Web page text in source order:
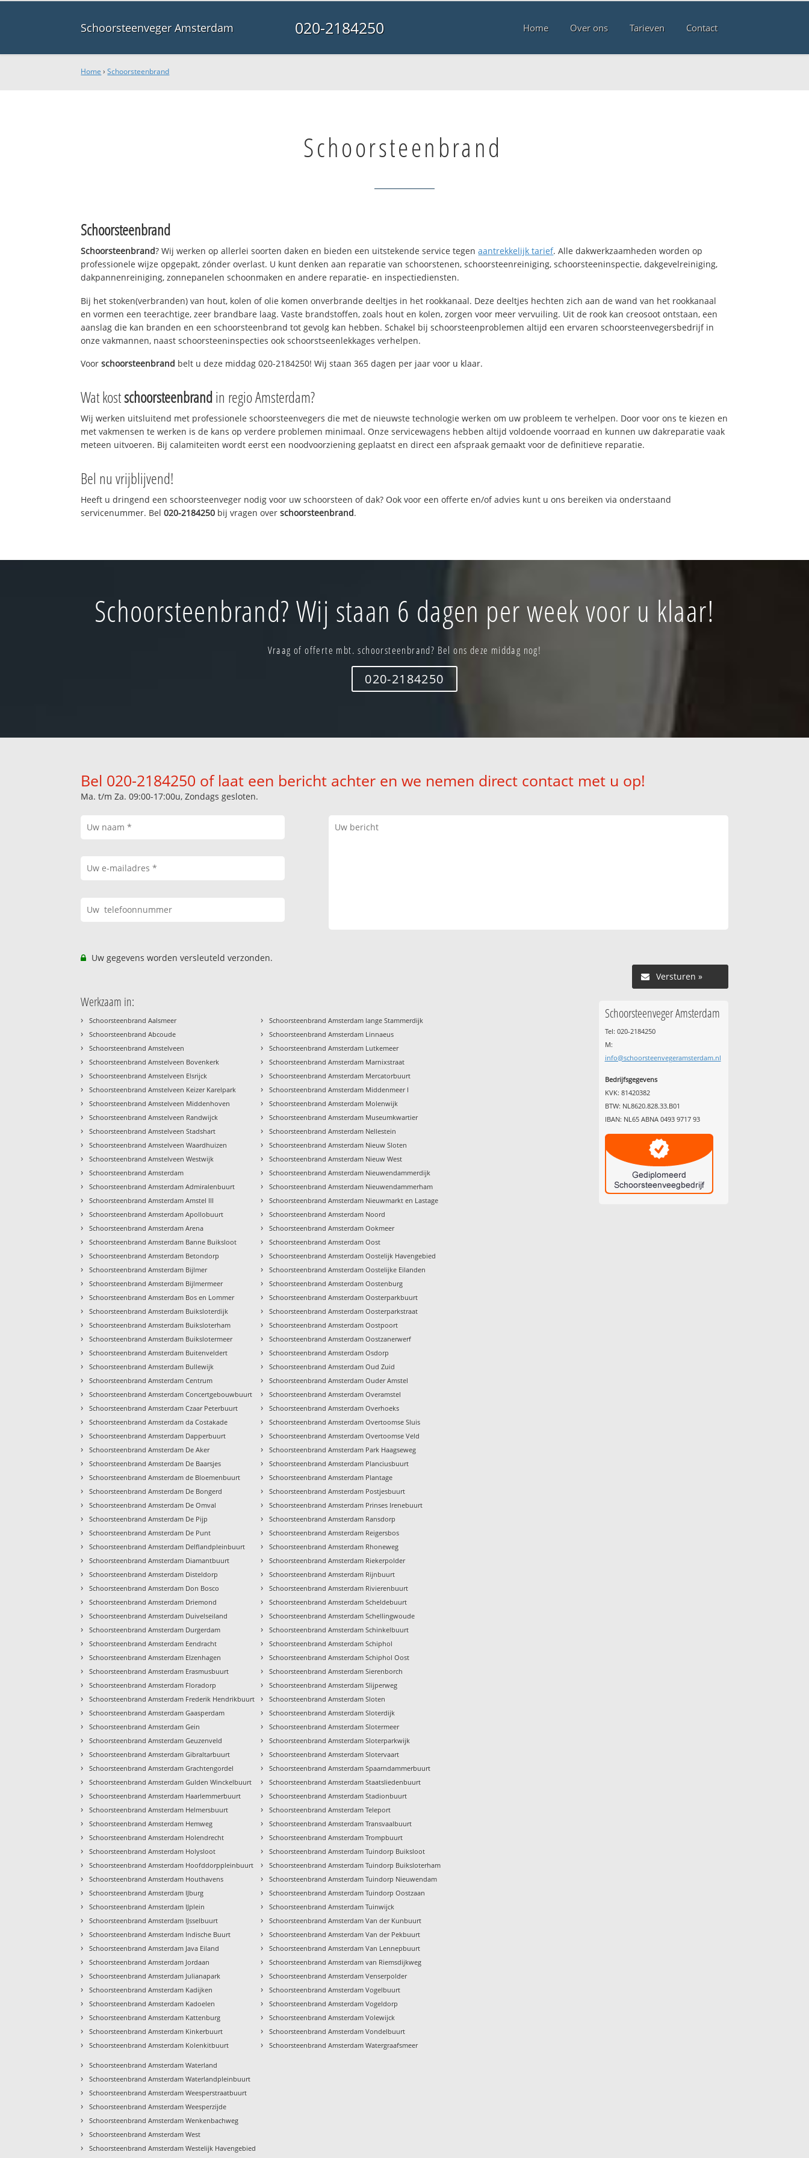
Schoorsteenveger Amsterdam 020-2184250 Home Over ons Tarieven Contact
Home ›Schoorsteenbrand
Schoorsteenbrand
Schoorsteenbrand
Schoorsteenbrand? Wij werken op allerlei soorten daken en bieden een uitstekende service tegenaantrekkelijk tarief. Alle dakwerkzaamheden worden op
professionele wijze opgepakt, zónder overlast. U kunt denken aan reparatie van schoorstenen, schoorsteenreiniging, schoorsteeninspectie, dakgevelreiniging,
dakpannenreiniging, zonnepanelen schoonmaken en andere reparatie- en inspectiediensten.
Bij het stoken(verbranden) van hout, kolen of olie komen onverbrande deeltjes in het rookkanaal. Deze deeltjes hechten zich aan de wand van het rookkanaal
en vormen een teerachtige, zeer brandbare laag. Vaste brandstoffen, zoals hout en kolen, zorgen voor meer vervuiling. Uit de rook kan creosoot ontstaan, een
aanslag die kan branden en een schoorsteenbrand tot gevolg kan hebben. Schakel bij schoorsteenproblemen altijd een ervaren schoorsteenvegersbedrijf in
onze vakmannen, naast schoorsteeninspecties ook schoorstseenlekkages verhelpen.
Voorschoorsteenbrand belt u deze middag 020-2184250! Wij staan 365 dagen per jaar voor u klaar.
Wat kostschoorsteenbrandin regio Amsterdam?
Wij werken uitsluitend met professionele schoorsteenvegers die met de nieuwste technologie werken om uw probleem te verhelpen. Door voor ons te kiezen en
met vakmensen te werken is de kans op verdere problemen minimaal. Onze servicewagens hebben altijd voldoende voorraad en kunnen uw dakreparatie vaak
meteen uitvoeren. Bij calamiteiten wordt eerst een noodvoorziening geplaatst en direct een afspraak gemaakt voor de definitieve reparatie.
Bel nu vrijblijvend!
Heeft u dringend een schoorsteenveger nodig voor uw schoorsteen of dak? Ook voor een offerte en/of advies kunt u ons bereiken via onderstaand
servicenummer. Bel020-2184250 bij vragen overschoorsteenbrand.
Schoorsteenbrand? Wij staan 6 dagen per week voor u klaar!
Vraag of offerte mbt. schoorsteenbrand? Bel ons deze middag nog!
020-2184250
Bel 020-2184250 of laat een bericht achter en we nemen direct contact met u op!
Ma. t/m Za. 09:00-17:00u, Zondags gesloten.
Uw gegevens worden versleuteld verzonden.
Versturen »
Werkzaam in:
› Schoorsteenbrand Aalsmeer
› Schoorsteenbrand Abcoude
› Schoorsteenbrand Amstelveen
› Schoorsteenbrand Amstelveen Bovenkerk
› Schoorsteenbrand Amstelveen Elsrijck
› Schoorsteenbrand Amstelveen Keizer Karelpark
› Schoorsteenbrand Amstelveen Middenhoven
› Schoorsteenbrand Amstelveen Randwijck
› Schoorsteenbrand Amstelveen Stadshart
› Schoorsteenbrand Amstelveen Waardhuizen
› Schoorsteenbrand Amstelveen Westwijk
› Schoorsteenbrand Amsterdam
› Schoorsteenbrand Amsterdam Admiralenbuurt
› Schoorsteenbrand Amsterdam Amstel III
› Schoorsteenbrand Amsterdam Apollobuurt
› Schoorsteenbrand Amsterdam Arena
› Schoorsteenbrand Amsterdam Banne Buiksloot
› Schoorsteenbrand Amsterdam Betondorp
› Schoorsteenbrand Amsterdam Bijlmer
› Schoorsteenbrand Amsterdam Bijlmermeer
› Schoorsteenbrand Amsterdam Bos en Lommer
› Schoorsteenbrand Amsterdam Buiksloterdijk
› Schoorsteenbrand Amsterdam Buiksloterham
› Schoorsteenbrand Amsterdam Buikslotermeer
› Schoorsteenbrand Amsterdam Buitenveldert
› Schoorsteenbrand Amsterdam Bullewijk
› Schoorsteenbrand Amsterdam Centrum
› Schoorsteenbrand Amsterdam Concertgebouwbuurt
› Schoorsteenbrand Amsterdam Czaar Peterbuurt
› Schoorsteenbrand Amsterdam da Costakade
› Schoorsteenbrand Amsterdam Dapperbuurt
› Schoorsteenbrand Amsterdam De Aker
› Schoorsteenbrand Amsterdam De Baarsjes
› Schoorsteenbrand Amsterdam de Bloemenbuurt
› Schoorsteenbrand Amsterdam De Bongerd
› Schoorsteenbrand Amsterdam De Omval
› Schoorsteenbrand Amsterdam De Pijp
› Schoorsteenbrand Amsterdam De Punt
› Schoorsteenbrand Amsterdam Delflandpleinbuurt
› Schoorsteenbrand Amsterdam Diamantbuurt
› Schoorsteenbrand Amsterdam Disteldorp
› Schoorsteenbrand Amsterdam Don Bosco
› Schoorsteenbrand Amsterdam Driemond
› Schoorsteenbrand Amsterdam Duivelseiland
› Schoorsteenbrand Amsterdam Durgerdam
› Schoorsteenbrand Amsterdam Eendracht
› Schoorsteenbrand Amsterdam Elzenhagen
› Schoorsteenbrand Amsterdam Erasmusbuurt
› Schoorsteenbrand Amsterdam Floradorp
› Schoorsteenbrand Amsterdam Frederik Hendrikbuurt
› Schoorsteenbrand Amsterdam Gaasperdam
› Schoorsteenbrand Amsterdam Gein
› Schoorsteenbrand Amsterdam Geuzenveld
› Schoorsteenbrand Amsterdam Gibraltarbuurt
› Schoorsteenbrand Amsterdam Grachtengordel
› Schoorsteenbrand Amsterdam Gulden Winckelbuurt
› Schoorsteenbrand Amsterdam Haarlemmerbuurt
› Schoorsteenbrand Amsterdam Helmersbuurt
› Schoorsteenbrand Amsterdam Hemweg
› Schoorsteenbrand Amsterdam Holendrecht
› Schoorsteenbrand Amsterdam Holysloot
› Schoorsteenbrand Amsterdam Hoofddorppleinbuurt
› Schoorsteenbrand Amsterdam Houthavens
› Schoorsteenbrand Amsterdam IJburg
› Schoorsteenbrand Amsterdam IJplein
› Schoorsteenbrand Amsterdam IJsselbuurt
› Schoorsteenbrand Amsterdam Indische Buurt
› Schoorsteenbrand Amsterdam Java Eiland
› Schoorsteenbrand Amsterdam Jordaan
› Schoorsteenbrand Amsterdam Julianapark
› Schoorsteenbrand Amsterdam Kadijken
› Schoorsteenbrand Amsterdam Kadoelen
› Schoorsteenbrand Amsterdam Kattenburg
› Schoorsteenbrand Amsterdam Kinkerbuurt
› Schoorsteenbrand Amsterdam Kolenkitbuurt
› Schoorsteenbrand Amsterdam lange Stammerdijk
› Schoorsteenbrand Amsterdam Linnaeus
› Schoorsteenbrand Amsterdam Lutkemeer
› Schoorsteenbrand Amsterdam Marnixstraat
› Schoorsteenbrand Amsterdam Mercatorbuurt
› Schoorsteenbrand Amsterdam Middenmeer I
› Schoorsteenbrand Amsterdam Molenwijk
› Schoorsteenbrand Amsterdam Museumkwartier
› Schoorsteenbrand Amsterdam Nellestein
› Schoorsteenbrand Amsterdam Nieuw Sloten
› Schoorsteenbrand Amsterdam Nieuw West
› Schoorsteenbrand Amsterdam Nieuwendammerdijk
› Schoorsteenbrand Amsterdam Nieuwendammerham
› Schoorsteenbrand Amsterdam Nieuwmarkt en Lastage
› Schoorsteenbrand Amsterdam Noord
› Schoorsteenbrand Amsterdam Ookmeer
› Schoorsteenbrand Amsterdam Oost
› Schoorsteenbrand Amsterdam Oostelijk Havengebied
› Schoorsteenbrand Amsterdam Oostelijke Eilanden
› Schoorsteenbrand Amsterdam Oostenburg
› Schoorsteenbrand Amsterdam Oosterparkbuurt
› Schoorsteenbrand Amsterdam Oosterparkstraat
› Schoorsteenbrand Amsterdam Oostpoort
› Schoorsteenbrand Amsterdam Oostzanerwerf
› Schoorsteenbrand Amsterdam Osdorp
› Schoorsteenbrand Amsterdam Oud Zuid
› Schoorsteenbrand Amsterdam Ouder Amstel
› Schoorsteenbrand Amsterdam Overamstel
› Schoorsteenbrand Amsterdam Overhoeks
› Schoorsteenbrand Amsterdam Overtoomse Sluis
› Schoorsteenbrand Amsterdam Overtoomse Veld
› Schoorsteenbrand Amsterdam Park Haagseweg
› Schoorsteenbrand Amsterdam Planciusbuurt
› Schoorsteenbrand Amsterdam Plantage
› Schoorsteenbrand Amsterdam Postjesbuurt
› Schoorsteenbrand Amsterdam Prinses Irenebuurt
› Schoorsteenbrand Amsterdam Ransdorp
› Schoorsteenbrand Amsterdam Reigersbos
› Schoorsteenbrand Amsterdam Rhoneweg
› Schoorsteenbrand Amsterdam Riekerpolder
› Schoorsteenbrand Amsterdam Rijnbuurt
› Schoorsteenbrand Amsterdam Rivierenbuurt
› Schoorsteenbrand Amsterdam Scheldebuurt
› Schoorsteenbrand Amsterdam Schellingwoude
› Schoorsteenbrand Amsterdam Schinkelbuurt
› Schoorsteenbrand Amsterdam Schiphol
› Schoorsteenbrand Amsterdam Schiphol Oost
› Schoorsteenbrand Amsterdam Sierenborch
› Schoorsteenbrand Amsterdam Slijperweg
› Schoorsteenbrand Amsterdam Sloten
› Schoorsteenbrand Amsterdam Sloterdijk
› Schoorsteenbrand Amsterdam Slotermeer
› Schoorsteenbrand Amsterdam Sloterparkwijk
› Schoorsteenbrand Amsterdam Slotervaart
› Schoorsteenbrand Amsterdam Spaarndammerbuurt
› Schoorsteenbrand Amsterdam Staatsliedenbuurt
› Schoorsteenbrand Amsterdam Stadionbuurt
› Schoorsteenbrand Amsterdam Teleport
› Schoorsteenbrand Amsterdam Transvaalbuurt
› Schoorsteenbrand Amsterdam Trompbuurt
› Schoorsteenbrand Amsterdam Tuindorp Buiksloot
› Schoorsteenbrand Amsterdam Tuindorp Buiksloterham
› Schoorsteenbrand Amsterdam Tuindorp Nieuwendam
› Schoorsteenbrand Amsterdam Tuindorp Oostzaan
› Schoorsteenbrand Amsterdam Tuinwijck
› Schoorsteenbrand Amsterdam Van der Kunbuurt
› Schoorsteenbrand Amsterdam Van der Pekbuurt
› Schoorsteenbrand Amsterdam Van Lennepbuurt
› Schoorsteenbrand Amsterdam van Riemsdijkweg
› Schoorsteenbrand Amsterdam Venserpolder
› Schoorsteenbrand Amsterdam Vogelbuurt
› Schoorsteenbrand Amsterdam Vogeldorp
› Schoorsteenbrand Amsterdam Volewijck
› Schoorsteenbrand Amsterdam Vondelbuurt
› Schoorsteenbrand Amsterdam Watergraafsmeer
› Schoorsteenbrand Amsterdam Waterland
› Schoorsteenbrand Amsterdam Waterlandpleinbuurt
› Schoorsteenbrand Amsterdam Weesperstraatbuurt
› Schoorsteenbrand Amsterdam Weesperzijde
› Schoorsteenbrand Amsterdam Wenkenbachweg
› Schoorsteenbrand Amsterdam West
› Schoorsteenbrand Amsterdam Westelijk Havengebied
Schoorsteenveger Amsterdam
Tel: 020-2184250
M:
info@schoorsteenvegeramsterdam.nl
Bedrijfsgegevens
KVK: 81420382
BTW: NL8620.828.33.B01
IBAN: NL65 ABNA 0493 9717 93